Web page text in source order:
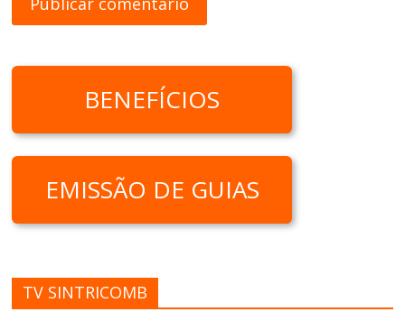
BENEFÍCIOS
EMISSÃO DE GUIAS
TV SINTRICOMB